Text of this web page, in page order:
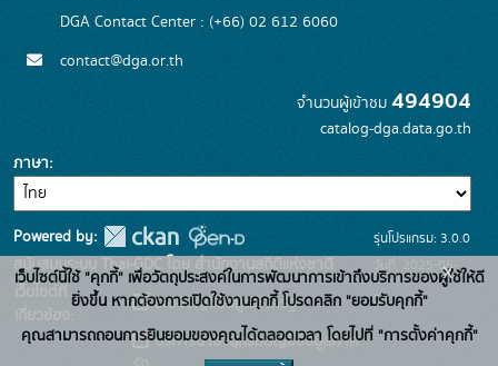
DGA Contact Center : (+66) 02 612 6060
contact@dga.or.th
จำนวนผู้เข้าชม 494904
catalog-dga.data.go.th
ภาษา
Powered by:
สนับสนุนระบบ Thai-GDC โดย สำนักงานสถิติแห่งชาติ
เว็บไซต์ที่
เกี่ยวข้อง:
ระบบบัญชีข้อมูลภาครัฐ
บริการนามานุกรมบัญชีข้อมูลภาค
รุ่นโปรแกรม: 3.0.0
วันที่: 2025-06-
26
เว็บไซต์นี้ใช้ "คุกกี้" เพื่อวัตถุประสงค์ในการพัฒนาการเข้าถึงบริการของผู้ใช้ให้ดี
ยิ่งขึ้น หากต้องการเปิดใช้งานคุกกี้ โปรดคลิก "ยอมรับคุกกี้"
คุณสามารถถอนการยินยอมของคุณได้ตลอดเวลา โดยไปที่ "การตั้งค่าคุกกี้"
x